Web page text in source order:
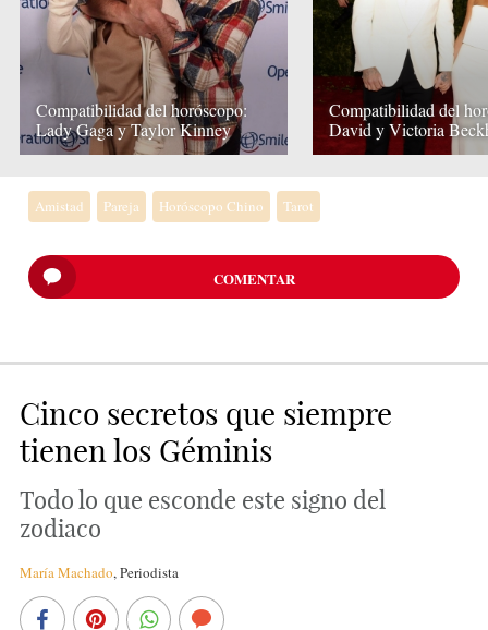
Compatibilidad del horóscopo:
Lady Gaga y Taylor Kinney
Compatibilidad del
David y Victoria
Amistad Pareja Horóscopo Chino Tarot
COMENTAR
Cinco secretos que siempre
tienen los Géminis
Todo lo que esconde este signo del
zodiaco
María Machado,Periodista